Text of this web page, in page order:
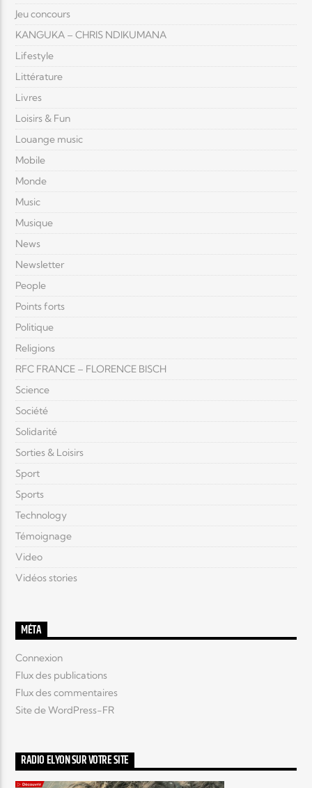
Jeu concours
KANGUKA – CHRIS NDIKUMANA
Lifestyle
Littérature
Livres
Loisirs & Fun
Louange music
Mobile
Monde
Music
Musique
News
Newsletter
People
Points forts
Politique
Religions
RFC FRANCE – FLORENCE BISCH
Science
Société
Solidarité
Sorties & Loisirs
Sport
Sports
Technology
Témoignage
Video
Vidéos stories
MÉTA
Connexion
Flux des publications
Flux des commentaires
Site de WordPress-FR
RADIO ELYON SUR VOTRE SITE